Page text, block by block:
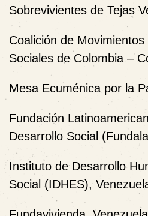
Sobrevivientes de Tejas
Coalición de
Sociales de Colombia –
Mesa Ecuménica por la
Fundación
Desarrollo Social
Instituto de Desarrollo
Social (IDHES),